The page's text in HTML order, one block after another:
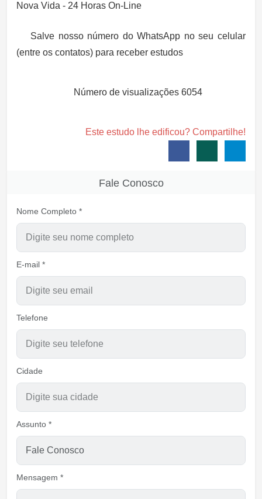
Nova Vida - 24 Horas On-Line
Salve nosso número do WhatsApp no seu celular
(entre os contatos) para receber estudos
Número de visualizações 6054
Este estudo lhe edificou? Compartilhe!
Fale Conosco
Nome Completo *
E-mail *
Telefone
Cidade
Assunto *
Mensagem *